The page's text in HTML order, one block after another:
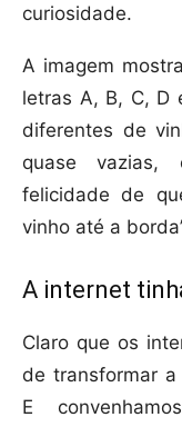
curiosidade.
A imagem
letras A, B, C, D
diferentes de
quase vazias,
felicidade de
vinho até a
A internet
Claro que os
de transformar
E